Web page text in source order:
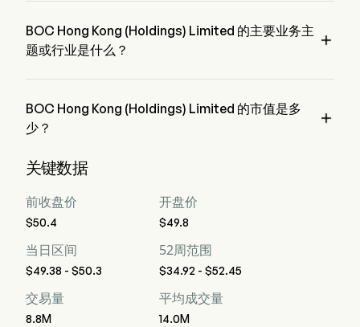
BOC Hong Kong (Holdings) Limited 的主要业务主
题或行业是什么？

BOC Hong Kong (Holdings) Limited 的市值是多
少？

关键数据
前收盘价
$50.4
开盘价
$49.8
当日区间
$49.38 - $50.3
52周范围
$34.92 - $52.45
交易量
8.8M
平均成交量
14.0M